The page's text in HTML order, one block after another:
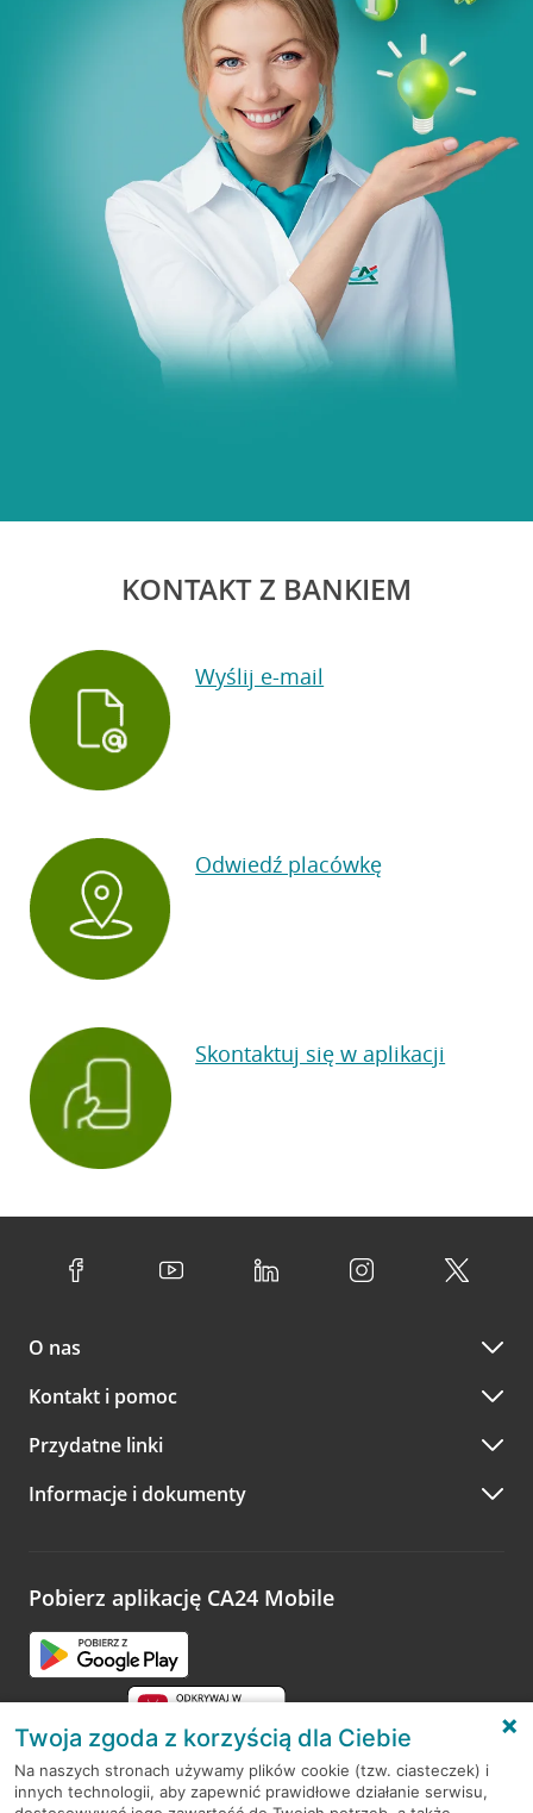
KONTAKT Z BANKIEM
Wyślij e-mail
Odwiedź placówkę
Skontaktuj się w aplikacji
O nas
Kontakt i pomoc
Przydatne linki
Informacje i dokumenty
Pobierz aplikację CA24 Mobile
RODO
Twoja zgoda z korzyścią dla Ciebie
Na naszych stronach używamy plików cookie (tzw. ciasteczek) i
innych technologii, aby zapewnić prawidłowe działanie serwisu,